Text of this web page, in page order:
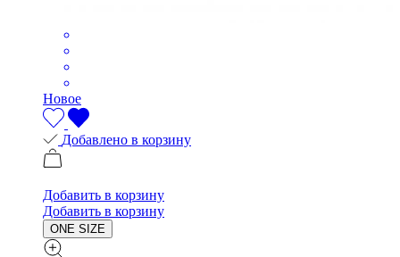
Новое
Добавлено в корзину
Добавить в корзину
Добавить в корзину
ONE SIZE